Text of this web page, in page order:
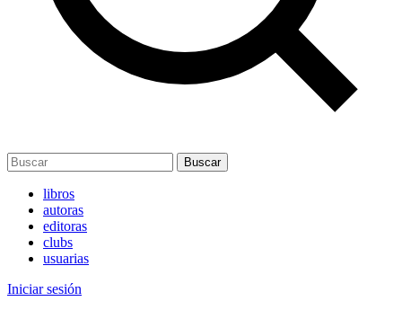
Buscar
libros
autoras
editoras
clubs
usuarias
Iniciar sesión